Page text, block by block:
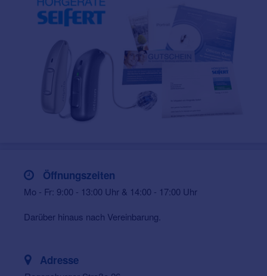
Öffnungszeiten
Mo - Fr: 9:00 - 13:00 Uhr & 14:00 - 17:00 Uhr
Darüber hinaus nach Vereinbarung.
Adresse